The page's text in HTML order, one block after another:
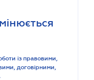
із правовими,
договірними,